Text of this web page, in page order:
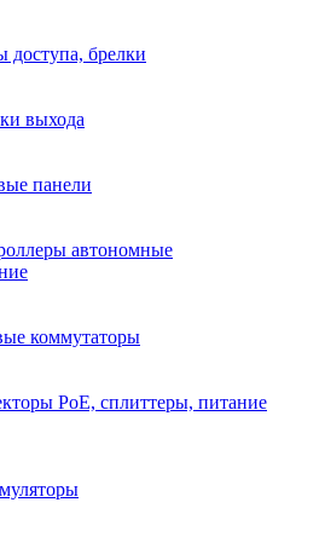
доступа, брелки
выхода
панели
автономные
коммутаторы
РоЕ, сплиттеры, питание